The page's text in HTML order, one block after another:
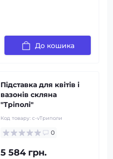
До кошика
Підставка для квітів і
вазонів скляна
"Тріполі"
Код товару: c-vТриполи
0
5 584 грн.